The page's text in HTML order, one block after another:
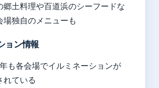
郷土料理や百道浜のシーフードな
場独自のメニューも
ョン情報
も各会場でイルミネーションが
れている